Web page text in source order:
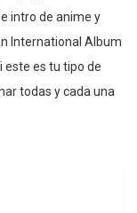
intro de anime y
International Album
este es tu tipo de
todas y cada una